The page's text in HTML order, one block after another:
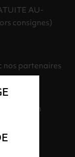
AU-
consignes)
nos partenaires
disposition
soins